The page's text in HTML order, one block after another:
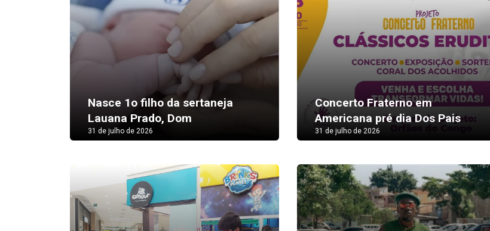
Nasce 1o filho da sertaneja
Lauana Prado, Dom
31 de julho de 2026
Concerto Fraterno em
Americana pré dia Dos Pais
31 de julho de 2026